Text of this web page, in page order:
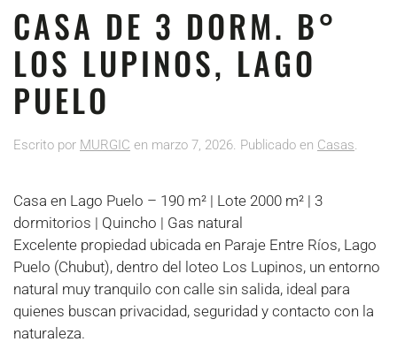
CASA DE 3 DORM. B°
LOS LUPINOS, LAGO
PUELO
Escrito por MURGIC en marzo 7, 2026 . Publicado en Casas
Casa en Lago Puelo – 190 m² | Lote 2000 m² | 3
dormitorios | Quincho | Gas natural
Excelente propiedad ubicada en Paraje Entre Ríos, Lago
Puelo (Chubut), dentro del loteo Los Lupinos, un entorno
natural muy tranquilo con calle sin salida, ideal para
quienes buscan privacidad, seguridad y contacto con la
naturaleza.